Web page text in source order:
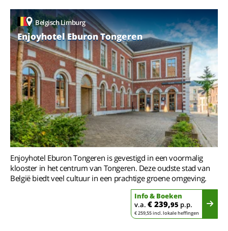
Belgisch Limburg
Enjoyhotel Eburon Tongeren
Enjoyhotel Eburon Tongeren is gevestigd in een voormalig
klooster in het centrum van Tongeren. Deze oudste stad van
België biedt veel cultuur in een prachtige groene omgeving.
Info & Boeken
v.a. € 239,95 p.p.
€ 259,55 incl. lokale heffingen